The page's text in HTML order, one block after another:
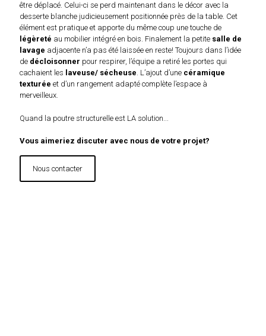
être déplacé. Celui-ci se perd maintenant dans le décor avec la
desserte blanche judicieusement positionnée près de la table. Cet
élément est pratique et apporte du même coup une touche de
légèreté au mobilier intégré en bois. Finalement la petite salle de
lavage adjacente n’a pas été laissée en reste! Toujours dans l’idée
de décloisonner pour respirer, l’équipe a retiré les portes qui
cachaient les laveuse/ sécheuse. L’ajout d’une céramique
texturée et d’un rangement adapté complète l’espace à
merveilleux.
Quand la poutre structurelle est LA solution...
Vous aimeriez discuter avec nous de votre projet?
Nous contacter